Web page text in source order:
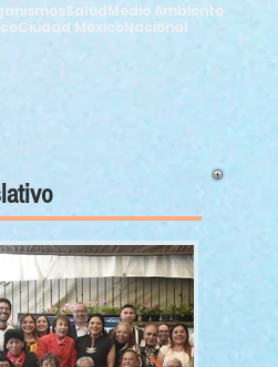
SaludMedio Ambiente
Ciudad MéxicoNacional